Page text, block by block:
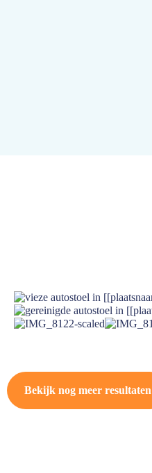
Bekijk nog meer resultaten